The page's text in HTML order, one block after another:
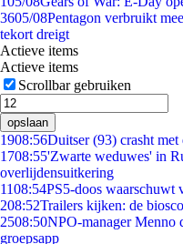
3605/08Pentagon verbruikt
tekort dreigt
Actieve items
Actieve items
Scrollbar gebruiken
opslaan
1908:56Duitser (93) crasht
1708:55'Zwarte weduwes' in
overlijdensuitkering
1108:54PS5-doos waarschuwt
208:52Trailers kijken: de
2508:50NPO-manager Menno
groepsapp